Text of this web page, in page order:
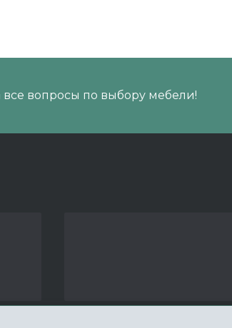
вопросы по выбору мебели!